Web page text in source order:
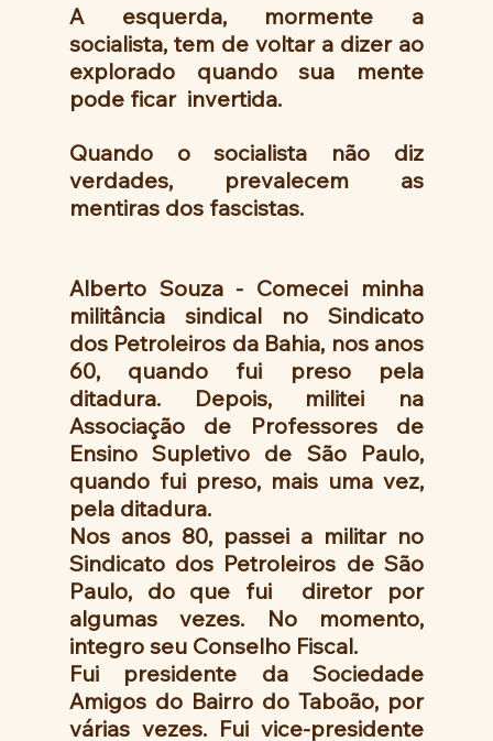
A esquerda, mormente a
socialista, tem de voltar a dizer ao
explorado quando sua mente
pode ficar  invertida.
Quando o socialista não diz
verdades, prevalecem as
mentiras dos fascistas.
Alberto Souza - Comecei minha
militância sindical no Sindicato
dos Petroleiros da Bahia, nos anos
60, quando fui preso pela
ditadura. Depois, militei na
Associação de Professores de
Ensino Supletivo de São Paulo,
quando fui preso, mais uma vez,
pela ditadura.
Nos anos 80, passei a militar no
Sindicato dos Petroleiros de São
Paulo, do que fui  diretor por
algumas vezes. No momento,
integro seu Conselho Fiscal.
Fui presidente da Sociedade
Amigos do Bairro do Taboão, por
várias vezes. Fui vice-presidente